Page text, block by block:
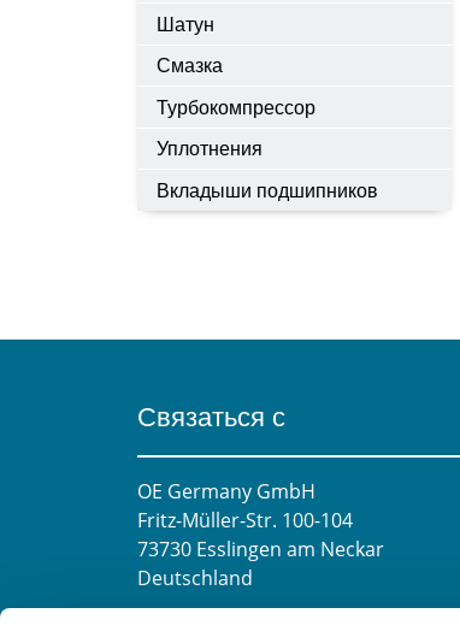
Шатун
Смазка
Турбокомпрессор
Уплотнения
Вкладыши подшипников
Связаться с
OE Germany GmbH
Fritz-Müller-Str. 100-104​
73730 Esslingen am Neckar​
Deutschland